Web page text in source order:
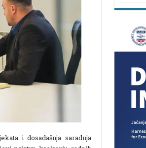
i dosadašnja saradnja